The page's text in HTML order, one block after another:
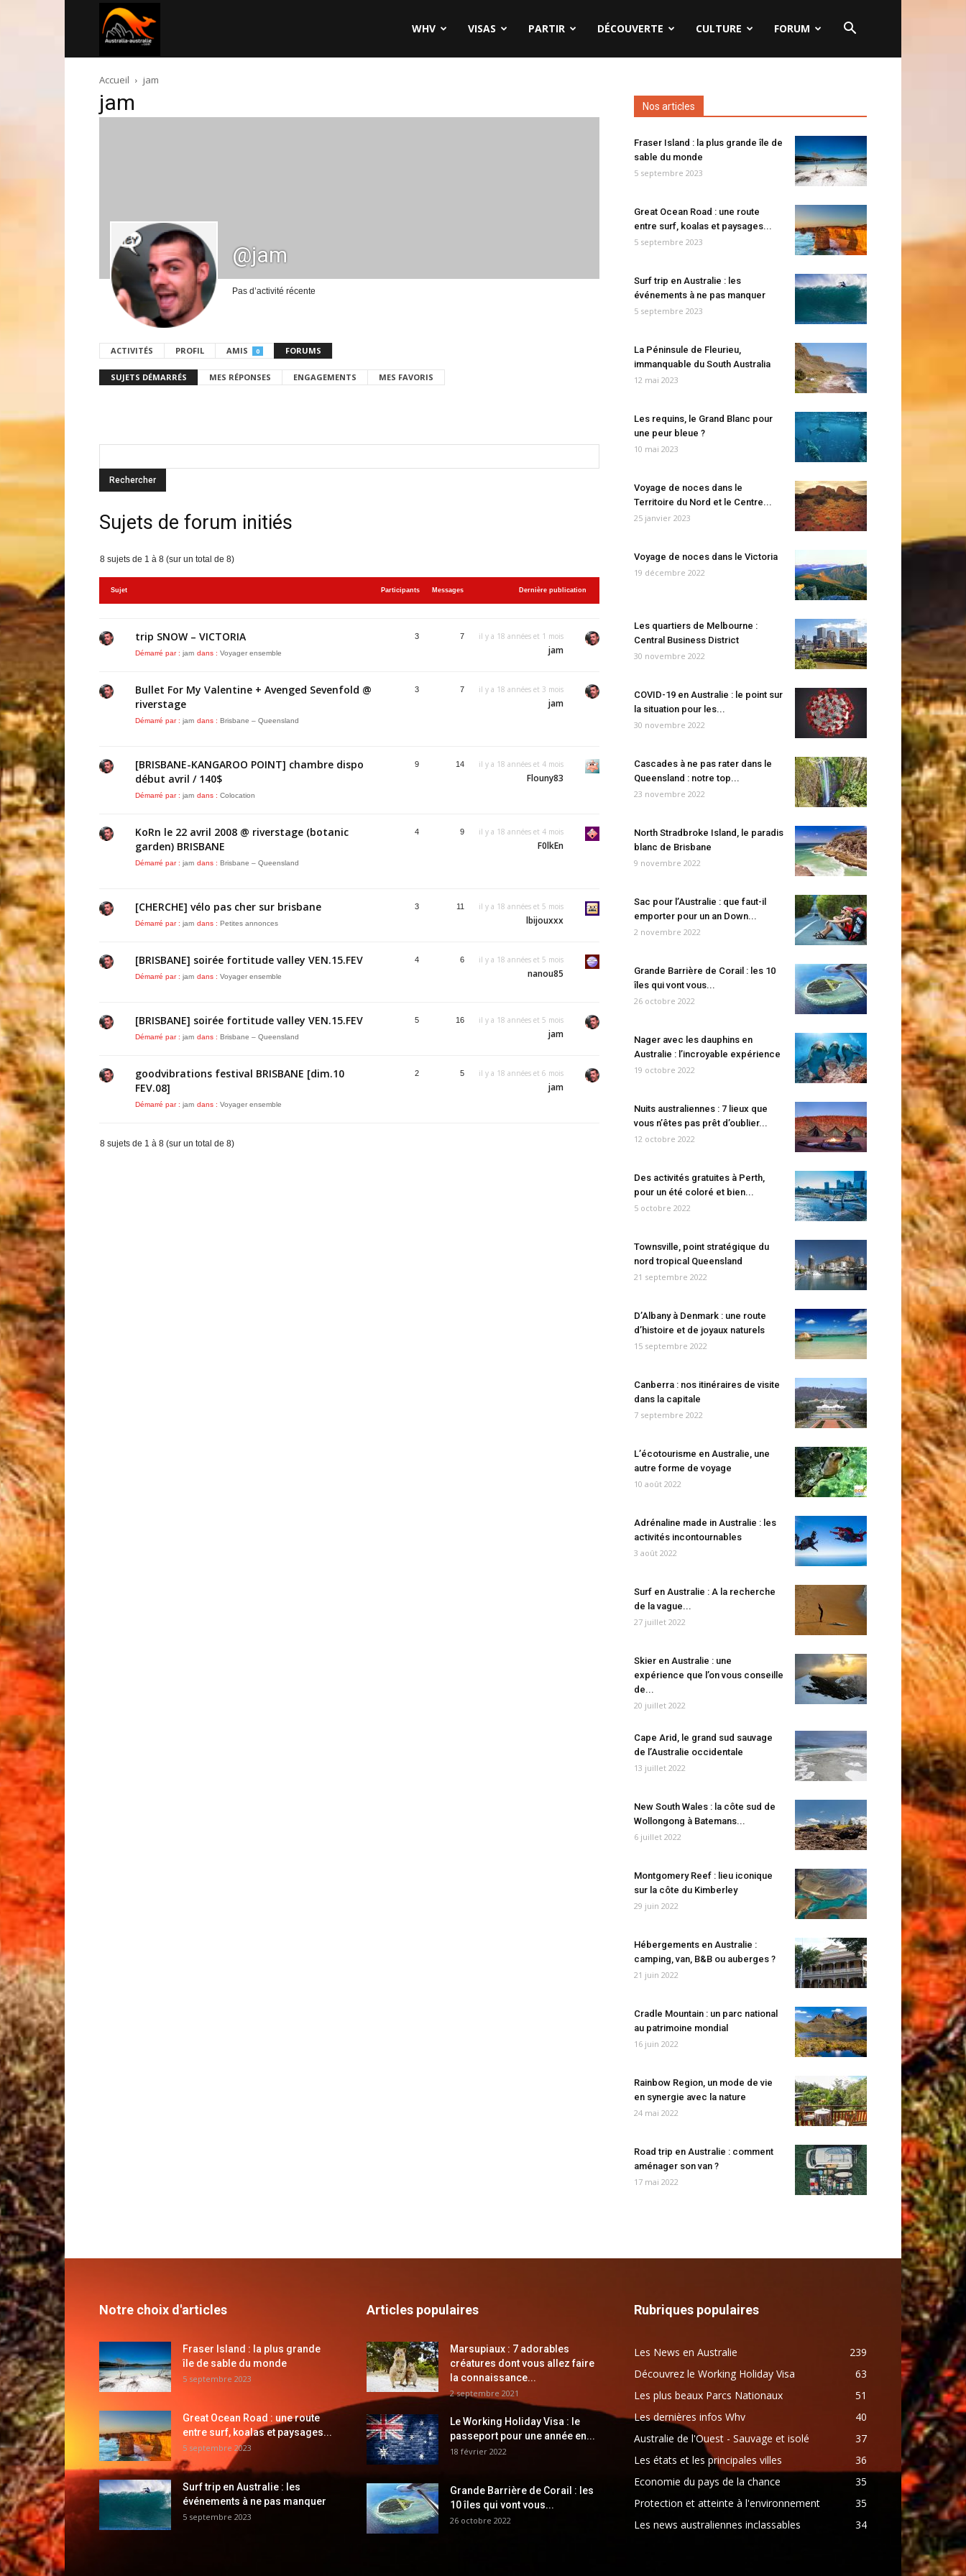
WHV VISAS PARTIR DÉCOUVERTE CULTURE FORUM
Accueil jam
jam
@jam
Pas d’activité récente
ACTIVITÉS PROFIL AMIS 0 FORUMS
SUJETS DÉMARRÉS MES RÉPONSES ENGAGEMENTS MES FAVORIS
Sujets de forum initiés
8 sujets de 1 à 8 (sur un total de 8)
Sujet Participants Messages Dernière publication
trip SNOW – VICTORIA
Démarré par : jam dans : Voyager ensemble
3 7 il y a 18 années et 1 mois
jam
Bullet For My Valentine + Avenged Sevenfold @
riverstage
Démarré par : jam dans : Brisbane – Queensland
3 7 il y a 18 années et 3 mois
jam
[BRISBANE-KANGAROO POINT] chambre dispo
début avril / 140$
Démarré par : jam dans : Colocation
9 14 il y a 18 années et 4 mois
Flouny83
KoRn le 22 avril 2008 @ riverstage (botanic
garden) BRISBANE
Démarré par : jam dans : Brisbane – Queensland
4 9 il y a 18 années et 4 mois
F0lkEn
[CHERCHE] vélo pas cher sur brisbane
Démarré par : jam dans : Petites annonces
3 11 il y a 18 années et 5 mois
lbijouxxx
[BRISBANE] soirée fortitude valley VEN.15.FEV
Démarré par : jam dans : Voyager ensemble
4 6 il y a 18 années et 5 mois
nanou85
[BRISBANE] soirée fortitude valley VEN.15.FEV
Démarré par : jam dans : Brisbane – Queensland
5 16 il y a 18 années et 5 mois
jam
goodvibrations festival BRISBANE [dim.10
FEV.08]
Démarré par : jam dans : Voyager ensemble
2 5 il y a 18 années et 6 mois
jam
8 sujets de 1 à 8 (sur un total de 8)
Nos articles
Fraser Island : la plus grande île de
sable du monde
5 septembre 2023
Great Ocean Road : une route
entre surf, koalas et paysages...
5 septembre 2023
Surf trip en Australie : les
événements à ne pas manquer
5 septembre 2023
La Péninsule de Fleurieu,
immanquable du South Australia
12 mai 2023
Les requins, le Grand Blanc pour
une peur bleue ?
10 mai 2023
Voyage de noces dans le
Territoire du Nord et le Centre...
25 janvier 2023
Voyage de noces dans le Victoria
19 décembre 2022
Les quartiers de Melbourne :
Central Business District
30 novembre 2022
COVID-19 en Australie : le point sur
la situation pour les...
30 novembre 2022
Cascades à ne pas rater dans le
Queensland : notre top...
23 novembre 2022
North Stradbroke Island, le paradis
blanc de Brisbane
9 novembre 2022
Sac pour l’Australie : que faut-il
emporter pour un an Down...
2 novembre 2022
Grande Barrière de Corail : les 10
îles qui vont vous...
26 octobre 2022
Nager avec les dauphins en
Australie : l’incroyable expérience
19 octobre 2022
Nuits australiennes : 7 lieux que
vous n’êtes pas prêt d’oublier...
12 octobre 2022
Des activités gratuites à Perth,
pour un été coloré et bien...
5 octobre 2022
Townsville, point stratégique du
nord tropical Queensland
21 septembre 2022
D’Albany à Denmark : une route
d’histoire et de joyaux naturels
15 septembre 2022
Canberra : nos itinéraires de visite
dans la capitale
7 septembre 2022
L’écotourisme en Australie, une
autre forme de voyage
10 août 2022
Adrénaline made in Australie : les
activités incontournables
3 août 2022
Surf en Australie : A la recherche
de la vague...
27 juillet 2022
Skier en Australie : une
expérience que l’on vous conseille
de...
20 juillet 2022
Cape Arid, le grand sud sauvage
de l’Australie occidentale
13 juillet 2022
New South Wales : la côte sud de
Wollongong à Batemans...
6 juillet 2022
Montgomery Reef : lieu iconique
sur la côte du Kimberley
29 juin 2022
Hébergements en Australie :
camping, van, B&B ou auberges ?
21 juin 2022
Cradle Mountain : un parc national
au patrimoine mondial
16 juin 2022
Rainbow Region, un mode de vie
en synergie avec la nature
24 mai 2022
Road trip en Australie : comment
aménager son van ?
17 mai 2022
Notre choix d'articles
Fraser Island : la plus grande
île de sable du monde
5 septembre 2023
Great Ocean Road : une route
entre surf, koalas et paysages...
5 septembre 2023
Surf trip en Australie : les
événements à ne pas manquer
5 septembre 2023
Articles populaires
Marsupiaux : 7 adorables
créatures dont vous allez faire
la connaissance...
2 septembre 2021
Le Working Holiday Visa : le
passeport pour une année en...
18 février 2022
Grande Barrière de Corail : les
10 îles qui vont vous...
26 octobre 2022
Rubriques populaires
Les News en Australie
239
Découvrez le Working Holiday Visa
63
Les plus beaux Parcs Nationaux
51
Les dernières infos Whv
40
Australie de l'Ouest - Sauvage et isolé
37
Les états et les principales villes
36
Economie du pays de la chance
35
Protection et atteinte à l'environnement
35
Les news australiennes inclassables
34